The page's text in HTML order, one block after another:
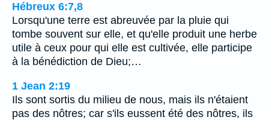
Hébreux 6:7,8
Lorsqu'une terre est abreuvée par la pluie qui
tombe souvent sur elle, et qu'elle produit une herbe
utile à ceux pour qui elle est cultivée, elle participe
à la bénédiction de Dieu;…
1 Jean 2:19
Ils sont sortis du milieu de nous, mais ils n'étaient
pas des nôtres; car s'ils eussent été des nôtres, ils